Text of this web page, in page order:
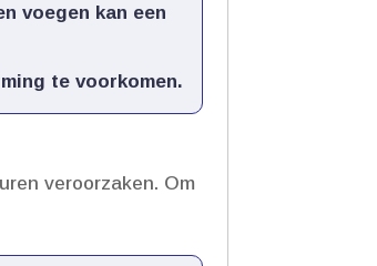
voegen kan een
te voorkomen.​
veroorzaken.​ Om